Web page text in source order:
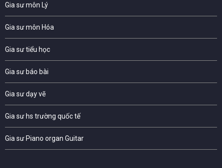
Gia sư môn Lý
Gia sư môn Hóa
Gia sư tiểu học
Gia sư báo bài
Gia sư dạy vẽ
Gia sư hs trường quốc tế
Gia sư Piano organ Guitar